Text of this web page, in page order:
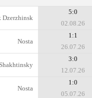
5:0
02.08.26
Nosta
1:1
26.07.26
3:0
12.07.26
Nosta
1:0
05.07.26